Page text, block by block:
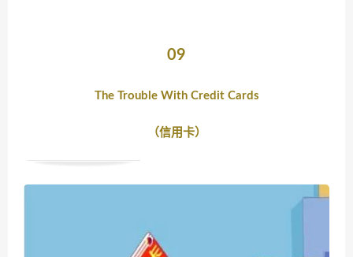
09
The Trouble With Credit Cards
（信用卡）